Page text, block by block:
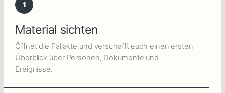
1
Material sichten
Öffnet die Fallakte und verschafft euch einen ersten
Überblick über Personen, Dokumente und
Ereignisse.